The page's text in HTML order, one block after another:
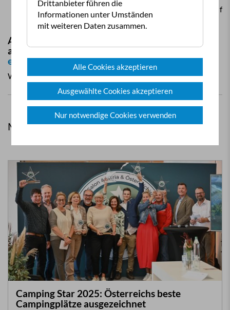
©
Anmeldungen bitte direkt
an
camping@einfalt.netoder untergasthof-
einfalt.at/oecc-familientage
Wir freuen uns auf euch!
Mehr aus ÖCC
Camping Star 2025: Österreichs beste
Campingplätze ausgezeichnet
Drittanbieter führen die
Informationen unter Umständen
mit weiteren Daten zusammen.
Alle Cookies akzeptieren
Ausgewählte Cookies akzeptieren
Nur notwendige Cookies verwenden